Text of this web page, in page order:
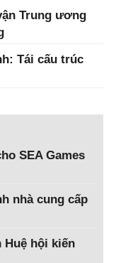
Trung ương
Tái cấu trúc
SEA Games
nhà cung cấp
hội kiến